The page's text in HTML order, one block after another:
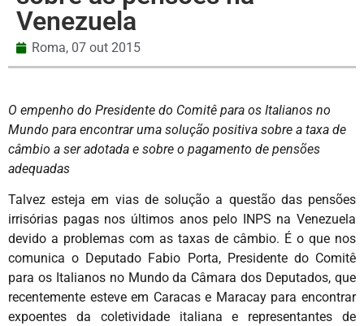
Venezuela
Roma, 07 out 2015
O empenho do Presidente do Comitê para os Italianos no
Mundo para encontrar uma solução positiva sobre a taxa de
câmbio a ser adotada e sobre o pagamento de pensões
adequadas
Talvez esteja em vias de solução a questão das pensões
irrisórias pagas nos últimos anos pelo INPS na Venezuela
devido a problemas com as taxas de câmbio. É o que nos
comunica o Deputado Fabio Porta, Presidente do Comitê
para os Italianos no Mundo da Câmara dos Deputados, que
recentemente esteve em Caracas e Maracay para encontrar
expoentes da coletividade italiana e representantes de